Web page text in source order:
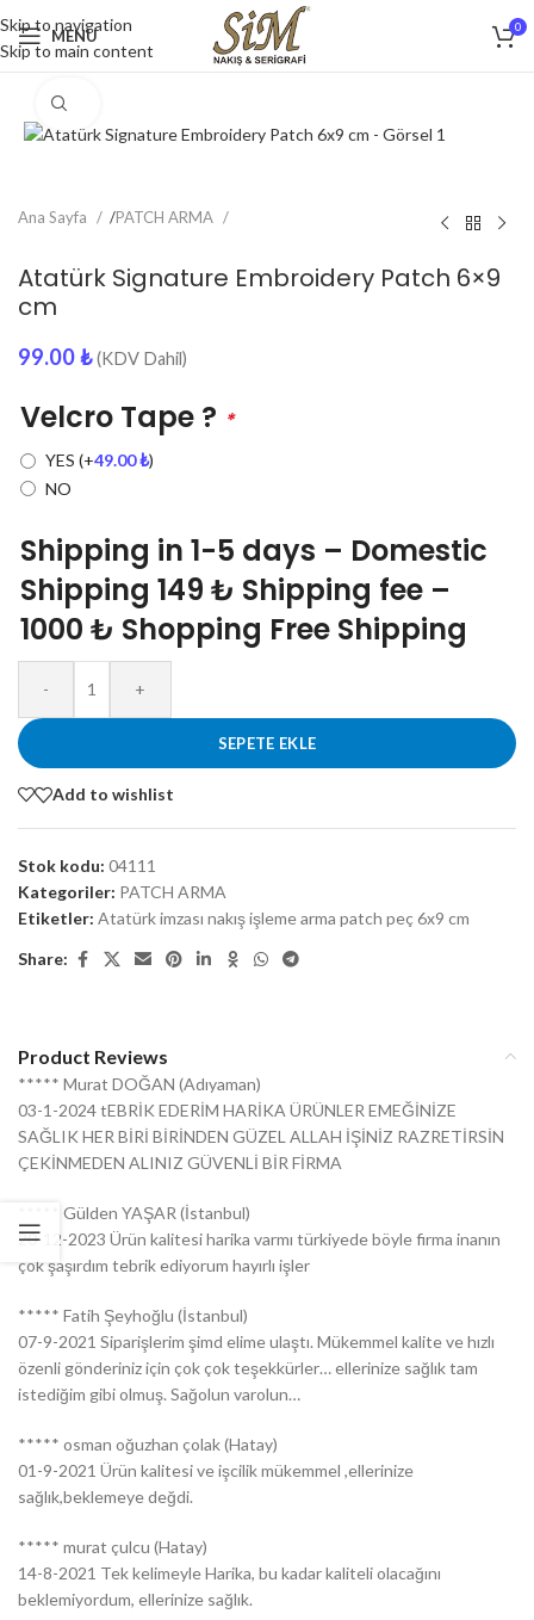
Skip to navigation
Skip to main content
MENU 0
Ana Sayfa /PATCH ARMA
Atatürk Signature Embroidery Patch 6×9
cm
99.00₺ (KDV Dahil)
Velcro Tape ? *
YES (+49.00₺)
NO
Shipping in 1-5 days – Domestic
Shipping 149 ₺ Shipping fee –
1000 ₺ Shopping Free Shipping
- +
SEPETE EKLE
Add to wishlist
Stok kodu: 04111
Kategoriler: PATCH ARMA
Etiketler: Atatürk imzası nakış işleme arma patch peç 6x9 cm
Share:
Product Reviews
***** Murat DOĞAN (Adıyaman)
03-1-2024 tEBRİK EDERİM HARİKA ÜRÜNLER EMEĞİNİZE
SAĞLIK HER BİRİ BİRİNDEN GÜZEL ALLAH İŞİNİZ RAZRETİRSİN
ÇEKİNMEDEN ALINIZ GÜVENLİ BİR FİRMA
***** Gülden YAŞAR (İstanbul)
20-12-2023 Ürün kalitesi harika varmı türkiyede böyle firma inanın
çok şaşırdım tebrik ediyorum hayırlı işler
***** Fatih Şeyhoğlu (İstanbul)
07-9-2021 Siparişlerim şimd elime ulaştı. Mükemmel kalite ve hızlı
özenli gönderiniz için çok çok teşekkürler… ellerinize sağlık tam
istediğim gibi olmuş. Sağolun varolun…
***** osman oğuzhan çolak (Hatay)
01-9-2021 Ürün kalitesi ve işcilik mükemmel ,ellerinize
sağlık,beklemeye değdi.
***** murat çulcu (Hatay)
14-8-2021 Tek kelimeyle Harika, bu kadar kaliteli olacağını
beklemiyordum, ellerinize sağlık.